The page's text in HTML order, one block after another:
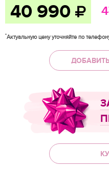
40 990
*Актуальную цену уточняйте по